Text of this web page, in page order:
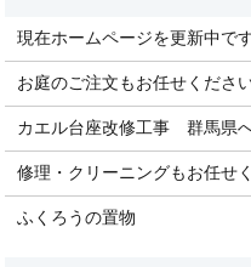
現在ホームページを更新中です
お庭のご注文もお任せくださ
カエル台座改修工事 群馬県
修理・クリーニングもお任せ
ふくろうの置物